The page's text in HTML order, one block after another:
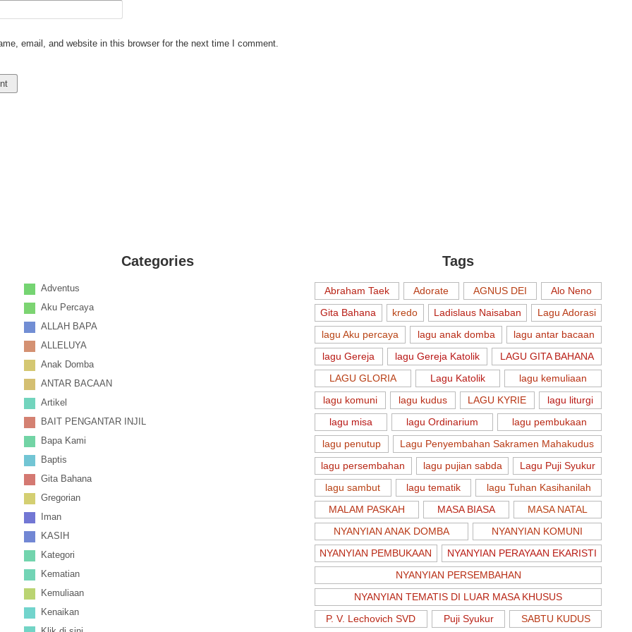
email, and website in this browser for the next time I comment.
Categories
Adventus
Aku Percaya
ALLAH BAPA
ALLELUYA
Anak Domba
ANTAR BACAAN
Artikel
BAIT PENGANTAR INJIL
Bapa Kami
Baptis
Gita Bahana
Gregorian
Iman
KASIH
Kategori
Kematian
Kemuliaan
Kenaikan
Tags
Abraham Taek Adorate AGNUS DEI
Alo Neno
Gita Bahana
kredo Ladislaus Naisaban
Lagu Adorasi
lagu Aku percaya
lagu anak domba
lagu antar bacaan
lagu Gereja
lagu Gereja Katolik
LAGU GITA BAHANA
LAGU GLORIA
Lagu Katolik
lagu kemuliaan
lagu komuni
lagu kudus LAGU KYRIE
lagu liturgi
lagu misa
lagu Ordinarium
lagu pembukaan
lagu penutup
Lagu Penyembahan Sakramen Mahakudus
lagu persembahan
lagu pujian sabda
Lagu Puji Syukur
lagu sambut
lagu tematik
lagu Tuhan Kasihanilah
MALAM PASKAH
MASA BIASA
MASA NATAL
NYANYIAN ANAK DOMBA
NYANYIAN KOMUNI
NYANYIAN PEMBUKAAN
NYANYIAN PERAYAAN EKARISTI
NYANYIAN PERSEMBAHAN
NYANYIAN TEMATIS DI LUAR MASA KHUSUS
P. V. Lechovich SVD
Puji Syukur SABTU KUDUS